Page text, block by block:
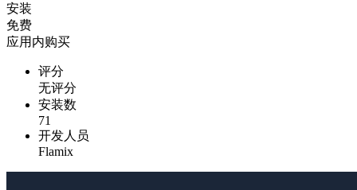
安装
免费
应用内购买
评分
无评分
安装数
71
开发人员
Flamix